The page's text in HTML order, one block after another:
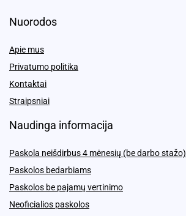
Nuorodos
Apie mus
Privatumo politika
Kontaktai
Straipsniai
Naudinga informacija
Paskola neišdirbus 4 mėnesių (be darbo stažo)
Paskolos bedarbiams
Paskolos be pajamų vertinimo
Neoficialios paskolos